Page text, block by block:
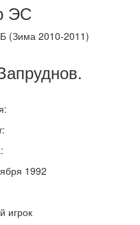
ЭС
(Зима 2010-2011)
.
1992
игрок